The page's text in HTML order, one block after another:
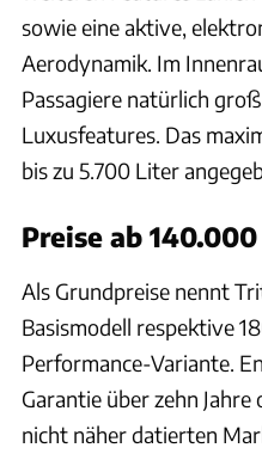
sowie eine aktive,
Aerodynamik. Im
Passagiere natürlich
Luxusfeatures. Das
bis zu 5.700 Liter
Preise ab
Als Grundpreise nennt
Basismodell respektive
Performance-Variante.
Garantie über zehn
nicht näher datierten